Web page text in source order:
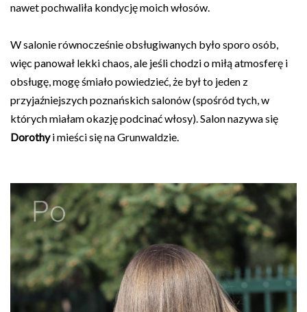
nawet pochwaliła kondycję moich włosów.
W salonie równocześnie obsługiwanych było sporo osób,
więc panował lekki chaos, ale jeśli chodzi o miłą atmosferę i
obsługę, mogę śmiało powiedzieć, że był to jeden z
przyjaźniejszych poznańskich salonów (spośród tych, w
których miałam okazję podcinać włosy). Salon nazywa się
Dorothyi mieści się na Grunwaldzie.